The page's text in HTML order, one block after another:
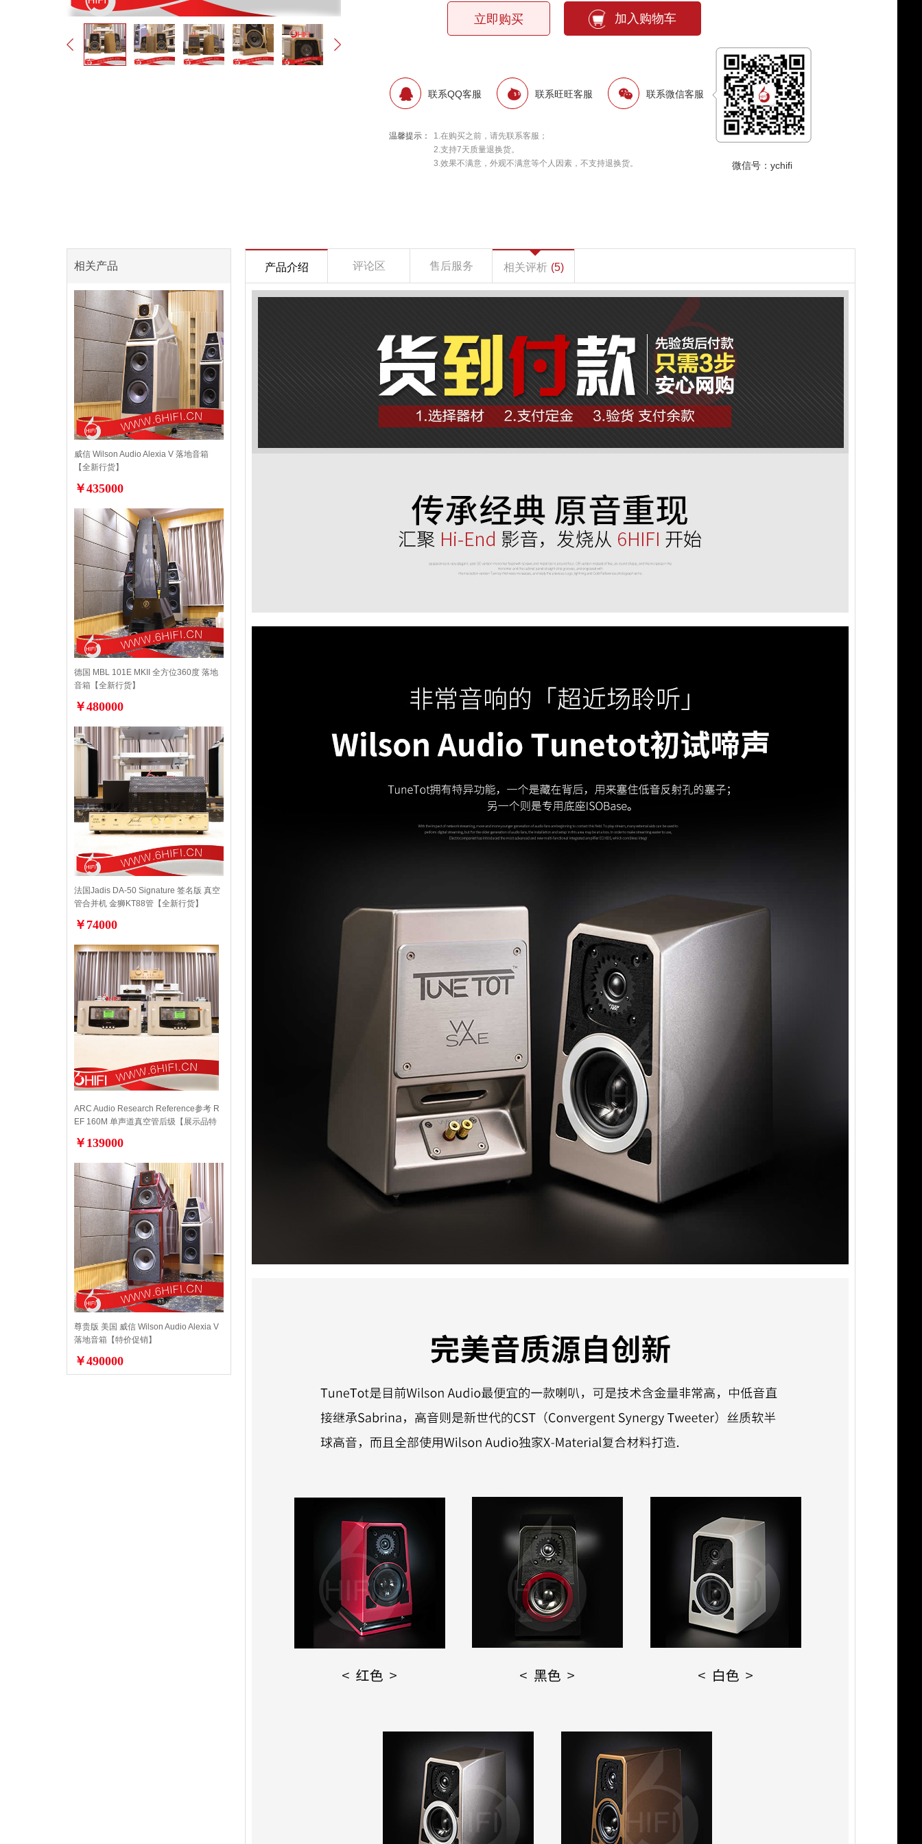
立即购买 加入购物车
联系QQ客服 联系旺旺客服 联系微信客服
微信号：ychifi
温馨提示：
1.在购买之前，请先联系客服；
2.支持7天质量退换货。
3.效果不满意，外观不满意等个人因素，不支持退换货。
相关产品
威信 Wilson Audio Alexia V 落地音箱
【全新行货】
￥435000
德国 MBL 101E MKII 全方位360度 落地
音箱【全新行货】
￥480000
法国Jadis DA-50 Signature 签名版 真空
管合并机 金狮KT88管【全新行货】
￥74000
ARC Audio Research Reference参考 R
EF 160M 单声道真空管后级【展示品特
￥139000
尊贵版 美国 威信 Wilson Audio Alexia V
落地音箱【特价促销】
￥490000
产品介绍 评论区 售后服务 相关评析 (5)